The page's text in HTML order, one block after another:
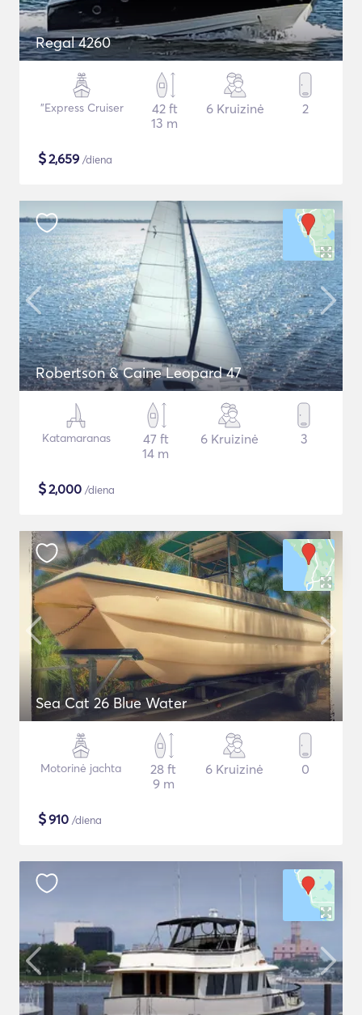
Regal 4260
"Express Cruiser
42 ft
13 m
6 Kruizinė 2
$2,659 /diena
Robertson & Caine Leopard 47
Katamaranas
47 ft
14 m
6 Kruizinė 3
$2,000 /diena
Sea Cat 26 Blue Water
Motorinė jachta
28 ft
9 m
6 Kruizinė 0
$910 /diena